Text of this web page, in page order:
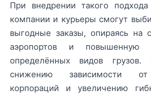
При внедрении такого подхода
компании и курьеры смогут
выгодные заказы, опираясь на
аэропортов и повышенную
определённых видов
снижению зависимости от
корпораций и увеличению